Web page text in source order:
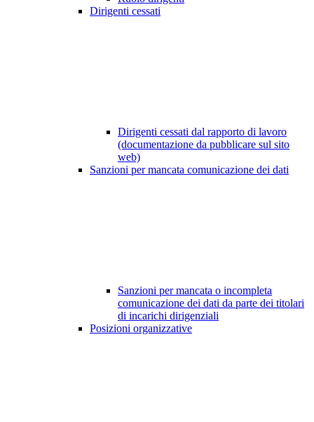
Dirigenti cessati
Dirigenti cessati dal rapporto di lavoro
(documentazione da pubblicare sul sito
web)
Sanzioni per mancata comunicazione dei dati
Sanzioni per mancata o incompleta
comunicazione dei dati da parte dei titolari
di incarichi dirigenziali
Posizioni organizzative